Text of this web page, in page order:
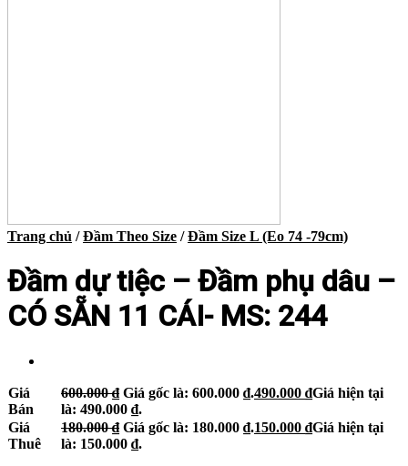
Trang chủ / Đầm Theo Size / Đầm Size L (Eo 74 -79cm)
Đầm dự tiệc – Đầm phụ dâu –
CÓ SẴN 11 CÁI- MS: 244
Giá
Bán
600.000₫ Giá gốc là: 600.000 ₫.490.000 ₫Giá hiện tại
là: 490.000 ₫.
Giá
Thuê
180.000₫ Giá gốc là: 180.000 ₫.150.000 ₫Giá hiện tại
là: 150.000 ₫.